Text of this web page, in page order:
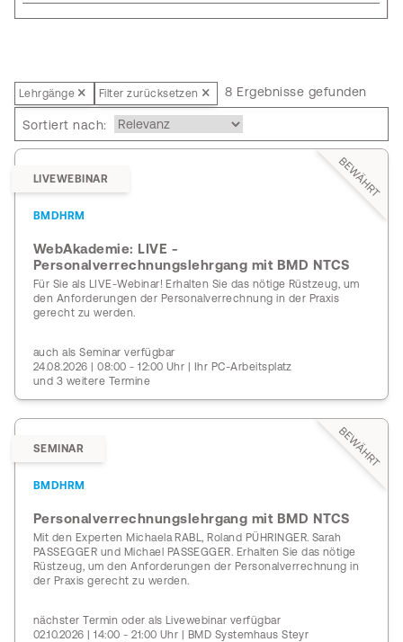
Lehrgänge Filter zurücksetzen 8 Ergebnisse gefunden
Sortiert nach:
BEWÄHRT
LIVEWEBINAR
BMDHRM
WebAkademie: LIVE -
Personalverrechnungslehrgang mit BMD NTCS
Für Sie als LIVE-Webinar! Erhalten Sie das nötige Rüstzeug, um
den Anforderungen der Personalverrechnung in der Praxis
gerecht zu werden.
auch als Seminar verfügbar
24.08.2026 | 08:00 - 12:00 Uhr | Ihr PC-Arbeitsplatz
und 3 weitere Termine
BEWÄHRT
SEMINAR
BMDHRM
Personalverrechnungslehrgang mit BMD NTCS
Mit den Experten Michaela RABL, Roland PÜHRINGER. Sarah
PASSEGGER und Michael PASSEGGER. Erhalten Sie das nötige
Rüstzeug, um den Anforderungen der Personalverrechnung in
der Praxis gerecht zu werden.
nächster Termin oder als Livewebinar verfügbar
02.10.2026 | 14:00 - 21:00 Uhr | BMD Systemhaus Steyr